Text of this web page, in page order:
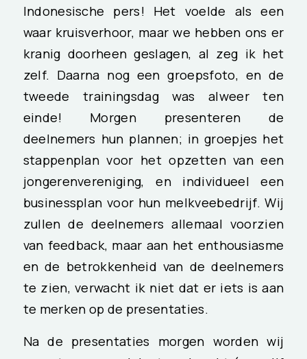
Indonesische pers! Het voelde als een
waar kruisverhoor, maar we hebben ons er
kranig doorheen geslagen, al zeg ik het
zelf. Daarna nog een groepsfoto, en de
tweede trainingsdag was alweer ten
einde! Morgen presenteren de
deelnemers hun plannen; in groepjes het
stappenplan voor het opzetten van een
jongerenvereniging, en individueel een
businessplan voor hun melkveebedrijf. Wij
zullen de deelnemers allemaal voorzien
van feedback, maar aan het enthousiasme
en de betrokkenheid van de deelnemers
te zien, verwacht ik niet dat er iets is aan
te merken op de presentaties.
Na de presentaties morgen worden wij